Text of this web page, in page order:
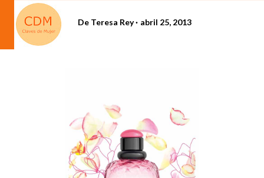
De Teresa Rey abril 25, 2013